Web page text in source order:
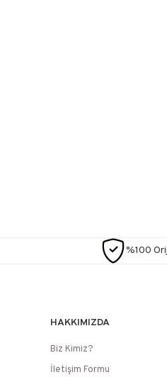
%100
HAKKIMIZDA
Biz Kimiz?
İletişim Formu